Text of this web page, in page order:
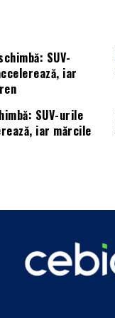
SUV-urile
iar mărcile